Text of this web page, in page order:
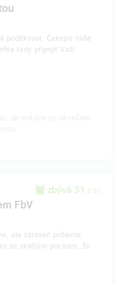
poděkovat. Čekejte naše
tedy připojit Vaši
zbývá 31 z 50
FbV
ale zároveň pošleme
se skvělým pocitem, že